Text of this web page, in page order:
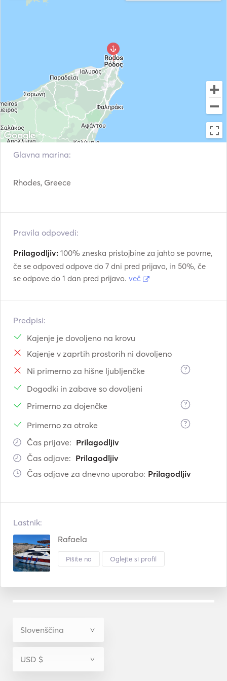
Glavna marina:
Rhodes, Greece
Pravila odpovedi:
Prilagodljiv: 100% zneska pristojbine za jahto se povrne,
če se odpoved odpove do 7 dni pred prijavo, in 50%, če
se odpove do 1 dan pred prijavo. več
Predpisi:
Kajenje je dovoljeno na krovu
Kajenje v zaprtih prostorih ni dovoljeno
Ni primerno za hišne ljubljenčke
?
Dogodki in zabave so dovoljeni
Primerno za dojenčke
?
Primerno za otroke ?
Čas prijave: Prilagodljiv
Čas odjave: Prilagodljiv
Čas odjave za dnevno uporabo: Prilagodljiv
Lastnik:
Rafaela
Pišite na Oglejte si profil